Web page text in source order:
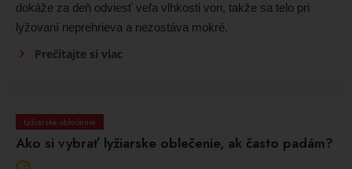
dokáže za deň odviesť veľa vlhkosti von, takže sa telo pri
lyžovaní neprehrieva a nezostáva mokré.
Prečítajte si viac
Lyžiarske oblečenie
Ako si vybrať lyžiarske oblečenie, ak často padám?